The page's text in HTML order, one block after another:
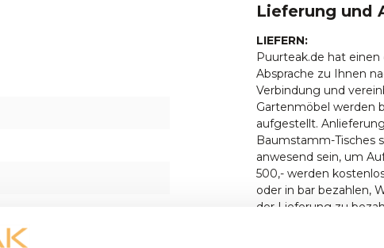
Lieferung und
LIEFERN:
Puurteak.de hat
Absprache zu Ihnen
Verbindung und
Gartenmöbel werden
aufgestellt.
Baumstamm-Tisches
anwesend sein, um
500,- werden
oder in bar bezahlen,
der Lieferung zu
unserem
unserem